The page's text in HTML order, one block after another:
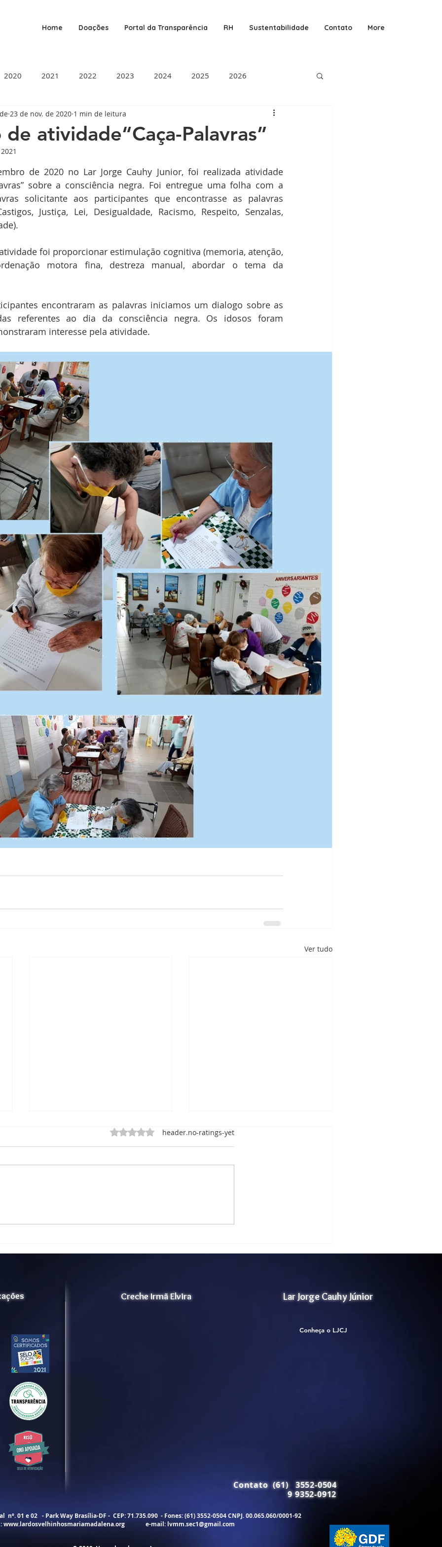
Home Doações Portal da Transparência RH Sustentabilidade Contato More
2020 2021 2022 2023 2024 2025 2026
atividade“Caça-Palavras”
23 de nov. de 2020 1 min de leitura
de 2020 no Lar Jorge Cauhy Junior, foi realizada atividade
sobre a consciência negra. Foi entregue uma folha com a
solicitante aos participantes que encontrasse as palavras
Justiça, Lei, Desigualdade, Racismo, Respeito, Senzalas,
foi proporcionar estimulação cognitiva (memoria, atenção,
motora fina, destreza manual, abordar o tema da
encontraram as palavras iniciamos um dialogo sobre as
referentes ao dia da consciência negra. Os idosos foram
interesse pela atividade.
Ver tudo
ratings-display.rating-aria-label
header.no-ratings-yet
Creche Irmã Elvira Lar Jorge Cauhy Júnior
Conheça o LJCJ
Contato (61) 3552-0504
9 9352-0912
nº. 01 e 02 - Park Way Brasília-DF - CEP: 71.735.090 - Fones: (61) 3552-0504 CNPJ. 00.065.060/0001-92
www.lardosvelhinhosmariamadalena.org e-mail: lvmm.sec1@gmail.com